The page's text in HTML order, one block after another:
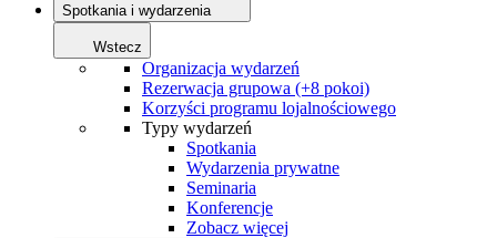
Spotkania i wydarzenia
Wstecz
Organizacja wydarzeń
Rezerwacja grupowa (+8 pokoi)
Korzyści programu lojalnościowego
Typy wydarzeń
Spotkania
Wydarzenia prywatne
Seminaria
Konferencje
Zobacz więcej